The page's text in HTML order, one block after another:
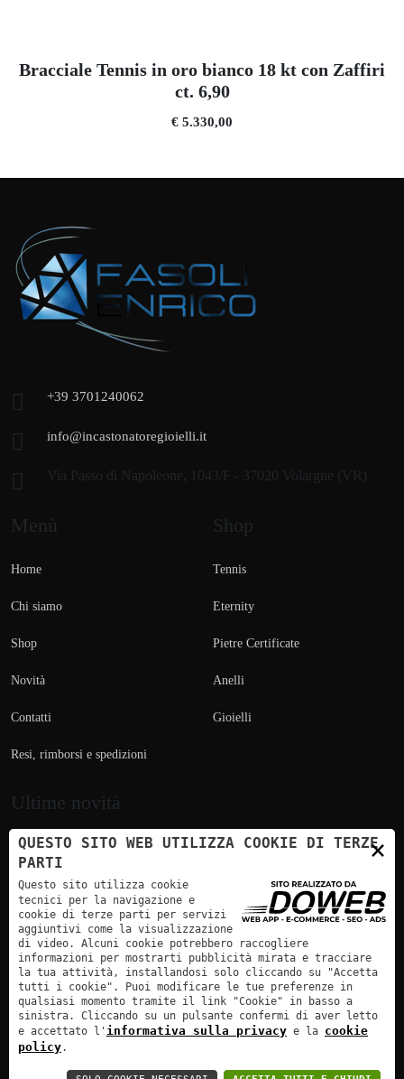
Bracciale Tennis in oro bianco 18 kt con Zaffiri
ct. 6,90
€ 5.330,00
+39 3701240062
info@incastonatoregioielli.it
Via Passo di Napoleone, 1043/F - 37020 Volargne (VR)
Menù
Home
Chi siamo
Shop
Novità
Contatti
Resi, rimborsi e spedizioni
Shop
Tennis
Eternity
Pietre Certificate
Anelli
Gioielli
Ultime novità
Pagamento sicuro | Bonifico Bancario
Incastonatore Enrico Fasoli - P.Iva: 0276533 023 4 | Doweb :
×
QUESTO SITO WEB UTILIZZA COOKIE DI TERZE
PARTI
Questo sito utilizza cookie
tecnici per la navigazione e
cookie di terze parti per servizi
aggiuntivi come la visualizzazione
di video. Alcuni cookie potrebbero raccogliere
informazioni per mostrarti pubblicità mirata e tracciare
la tua attività, installandosi solo cliccando su "Accetta
tutti i cookie". Puoi modificare le tue preferenze in
qualsiasi momento tramite il link "Cookie" in basso a
sinistra. Cliccando su un pulsante confermi di aver letto
e accettato l' informativa sulla privacy e la cookie
policy.